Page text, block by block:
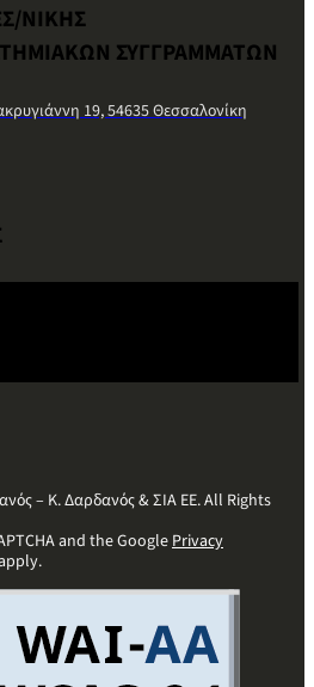
ΝΙΚΗΣ
ΣΥΓΓΡΑΜΜΑΤΩΝ
19, 54635 Θεσσαλονίκη
– Κ. Δαρδανός & ΣΙΑ ΕΕ. All Rights
and the GooglePrivacy